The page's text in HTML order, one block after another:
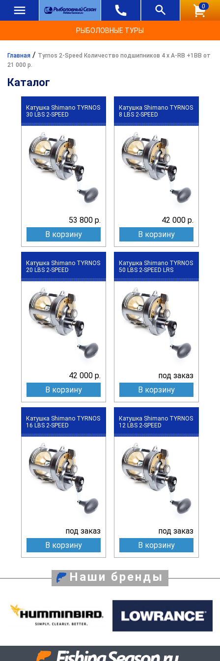
0
РЫБОЛОВНЫЕ ТУРЫ
Главная / Tyrnos 2-Speed Количество подшипников 4 х A-RB +1BB от
21 000 р.
Каталог
Катушка Shimano TYRNOS
30 LBS 2-SPEED
53 800 р.
В корзину
Катушка Shimano TYRNOS
8 LBS 2-SPEED
42 000 р.
В корзину
Катушка Shimano TYRNOS
20 LBS 2-SPEED
42 000 р.
В корзину
Катушка Shimano TYRNOS
50 LBS 2-SPEED LRS
под заказ
В корзину
Катушка Shimano TYRNOS
16 LBS 2-SPEED
под заказ
В корзину
Катушка Shimano TYRNOS
12 LBS 2-SPEED
под заказ
В корзину
Наши бренды